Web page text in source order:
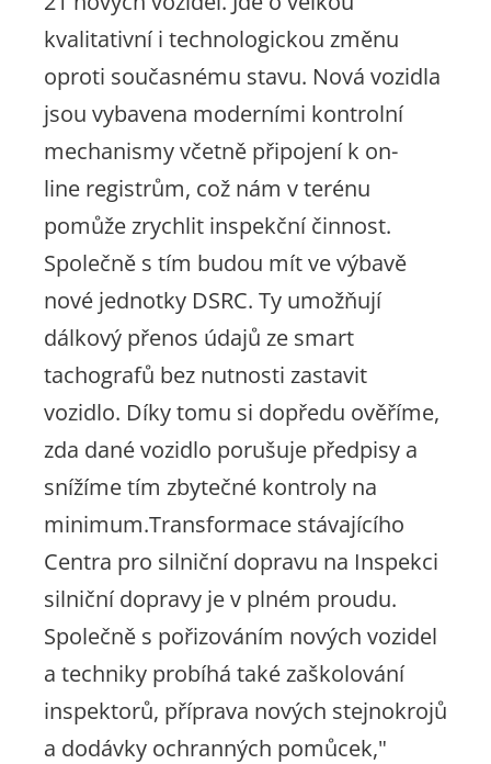
kvalitativní i technologickou změnu
oproti současnému stavu. Nová vozidla
jsou vybavena moderními kontrolní
mechanismy včetně připojení k on-
line registrům, což nám v terénu
pomůže zrychlit inspekční činnost.
Společně s tím budou mít ve výbavě
nové jednotky DSRC. Ty umožňují
dálkový přenos údajů ze smart
tachografů bez nutnosti zastavit
vozidlo. Díky tomu si dopředu ověříme,
zda dané vozidlo porušuje předpisy a
snížíme tím zbytečné kontroly na
minimum.Transformace stávajícího
Centra pro silniční dopravu na Inspekci
silniční dopravy je v plném proudu.
Společně s pořizováním nových vozidel
a techniky probíhá také zaškolování
inspektorů, příprava nových stejnokrojů
a dodávky ochranných pomůcek,"